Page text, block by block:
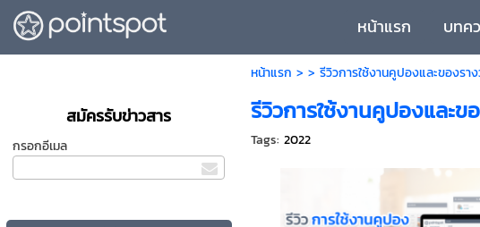
หน้าแรก บทค
สมัครรับข่าวสาร
กรอกอีเมล
หน้าแรก > > รีวิวการใช้งานคูปองและของร
รีวิวการใช้งานคูปองและ
Tags:2022